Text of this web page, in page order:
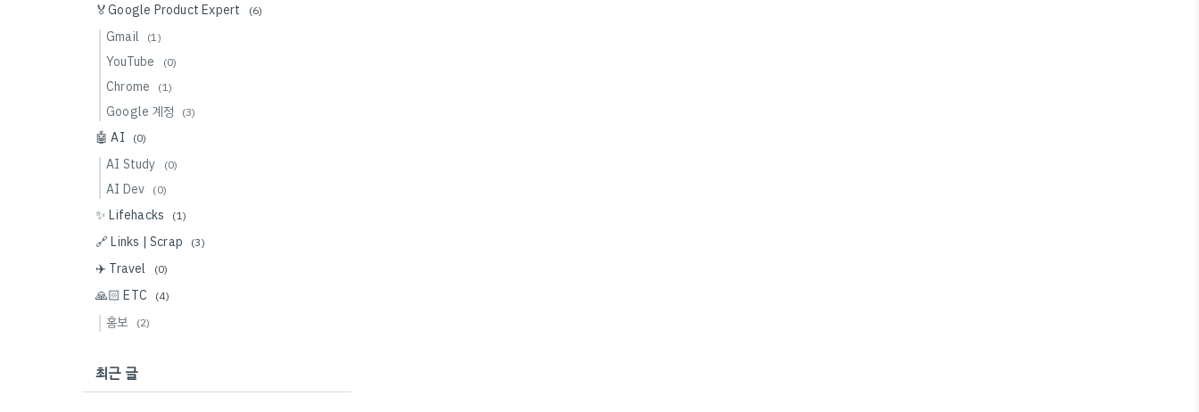
🏅Google Product Expert (6)
Gmail (1)
YouTube (0)
Chrome (1)
Google 계정 (3)
🤖 AI (0)
AI Study (0)
AI Dev (0)
✨ Lifehacks (1)
🔗 Links | Scrap (3)
✈️ Travel (0)
🙏🏻 ETC (4)
홍보 (2)
최근 글